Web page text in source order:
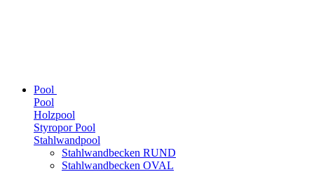
Pool
Pool
Holzpool
Styropor Pool
Stahlwandpool
Stahlwandbecken RUND
Stahlwandbecken OVAL